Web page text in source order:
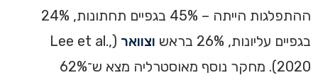
ההתפלגות הייתה – 45% בגפיים תחתונות, 24%
בגפיים עליונות, 26% בראש
וצוואר (Lee et al.,
2020). מחקר נוסף מאוסטרליה מצא ש־62%